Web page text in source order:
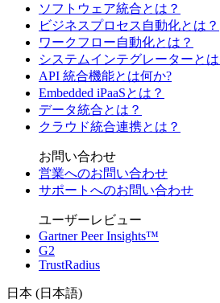
ソフトウェア統合とは？
ビジネスプロセス自動化とは？
ワークフロー自動化とは？
システムインテグレーターとは
API 統合機能とは何か?
Embedded iPaaSとは？
データ統合とは？
クラウド統合連携とは？
お問い合わせ
営業へのお問い合わせ
サポートへのお問い合わせ
ユーザーレビュー
Gartner Peer Insights™
G2
TrustRadius
日本 (日本語)